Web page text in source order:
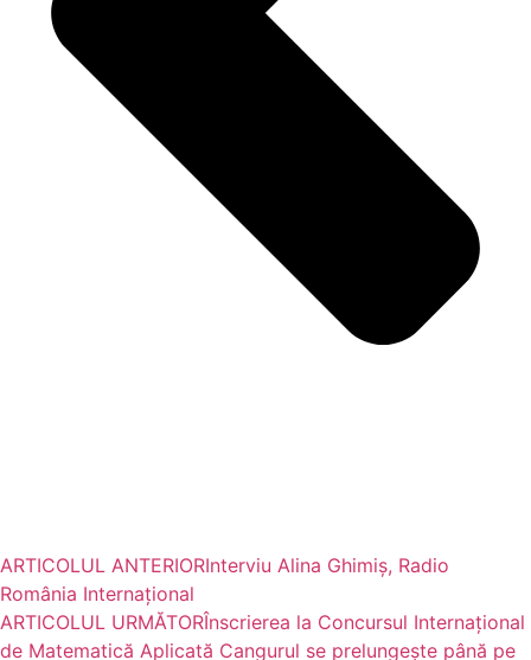
ARTICOLUL ANTERIORInterviu Alina Ghimiș, Radio
România Internațional
ARTICOLUL URMĂTORÎnscrierea la Concursul Internațional
de Matematică Aplicată Cangurul se prelungește până pe